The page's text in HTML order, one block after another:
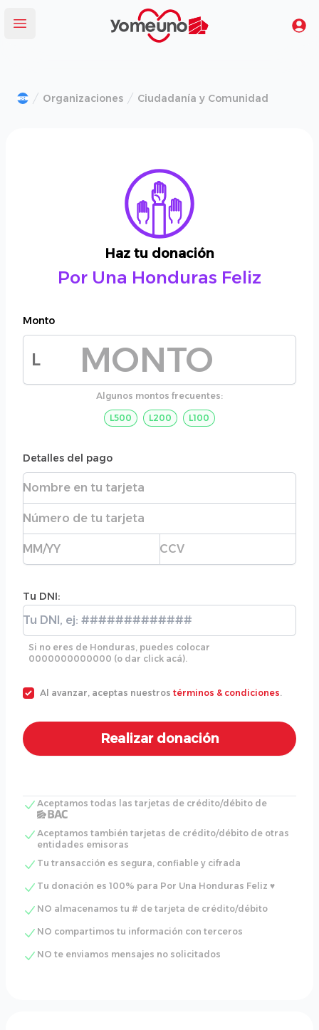
Abrir menú
Yomeuno.com
Organizaciones Ciudadanía y Comunidad
Haz tu donación
Por Una Honduras Feliz
Monto
Monto de la donación
L
Algunos montos frecuentes:
L500 L200 L100
Detalles del pago
Nombre completo
Número de tarjeta
Fecha de expiración CVC
Tu DNI:
Tu DNI:
Si no eres de Honduras, puedes colocar
0000000000000 (o dar click acá).
Al avanzar, aceptas nuestros términos & condiciones.
Aceptamos todas las tarjetas de crédito/débito de
Aceptamos también tarjetas de crédito/débito de otras
entidades emisoras
Tu transacción es segura, confiable y cifrada
Tu donación es 100% para Por Una Honduras Feliz ♥
NO almacenamos tu # de tarjeta de crédito/débito
NO compartimos tu información con terceros
NO te enviamos mensajes no solicitados